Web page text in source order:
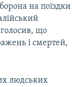
на поїздки
що
і смертей,
людських